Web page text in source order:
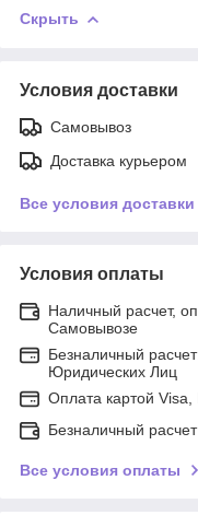
Скрыть
Условия доставки
Самовывоз
Доставка курьером
Все условия доставки
Условия оплаты
Наличный расчет,
Самовывозе
Безналичный
Юридических Лиц
Оплата картой
Безналичный расчет
Все условия оплаты